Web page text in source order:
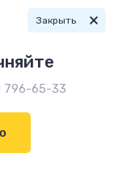
796-65-33
Закрыть